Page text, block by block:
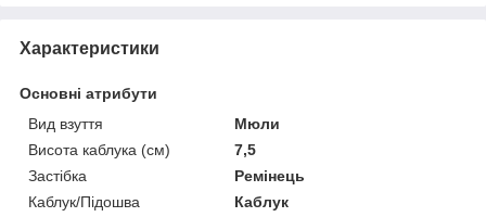
Характеристики
Основні атрибути
Вид взуття
Мюли
Висота каблука (см)
7,5
Застібка
Ремінець
Каблук/Підошва
Каблук